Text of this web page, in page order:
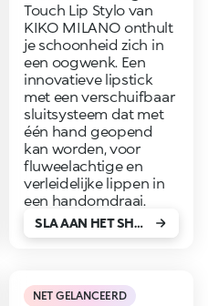
Touch Lip Stylo van
KIKO MILANO onthult
je schoonheid zich in
een oogwenk. Een
innovatieve lipstick
met een verschuifbaar
sluitsysteem dat met
één hand geopend
kan worden, voor
fluweelachtige en
verleidelijke lippen in
een handomdraai.
SLA AAN HET SHOPPEN!
NET GELANCEERD